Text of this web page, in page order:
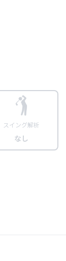
スイング解析
なし